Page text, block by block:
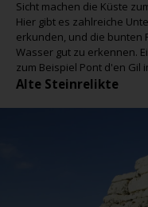
Sicht machen die Küste
Hier gibt es zahlreiche
erkunden, und die bunten
Wasser gut zu erkennen.
zum Beispiel Pont d'en Gil
Alte Steinrelikte